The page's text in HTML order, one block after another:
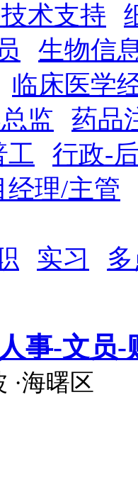
带薪年假 年终
职称晋升 政府人
安家费 无需
住房补贴
班车接送 免息
生日福利 交通
术支持
生物信
临床医学
监
药品
工
行政-
经理/主管
实习
事-文员-
·海曙区